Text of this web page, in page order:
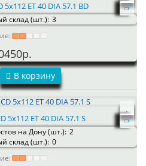
5x112 ET 40 DIA 57.1 BD
склад (шт.): 3
В корзину
5x112 ET 40 DIA 57.1 S
на Дону (шт.): 2
склад (шт.): 0